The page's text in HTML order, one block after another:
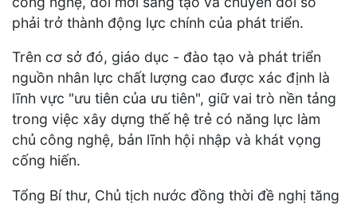
phải trở thành động lực chính của phát triển.
Trên cơ sở đó, giáo dục - đào tạo và phát triển
nguồn nhân lực chất lượng cao được xác định là
lĩnh vực "ưu tiên của ưu tiên", giữ vai trò nền tảng
trong việc xây dựng thế hệ trẻ có năng lực làm
chủ công nghệ, bản lĩnh hội nhập và khát vọng
cống hiến.
Tổng Bí thư, Chủ tịch nước đồng thời đề nghị tăng